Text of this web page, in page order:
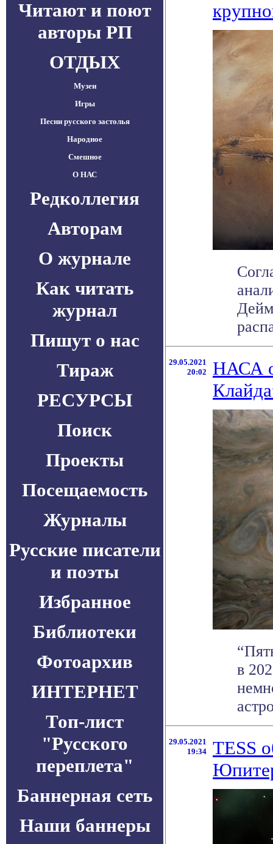
Читают и поют
авторы РП
ОТДЫХ
Музеи
Игры
Песни русского застолья
Народное
Смешное
О НАС
Редколлегия
Авторам
О журнале
Как читать
журнал
Пишут о нас
Тираж
РЕСУРСЫ
Поиск
Проекты
Посещаемость
Журналы
Русские писатели
и поэты
Избранное
Библиотеки
Фотоархив
ИНТЕРНЕТ
Топ-лист
"Русского
переплета"
Баннерная сеть
Наши баннеры
29.05.2021
20:02
НАСА
в
29.05.2021
19:34
TESS